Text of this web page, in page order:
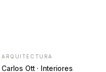
ARQUITECTURA
Carlos Ott · Interiores